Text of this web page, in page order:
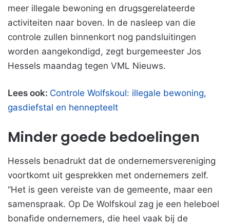
meer illegale bewoning en drugsgerelateerde
activiteiten naar boven. In de nasleep van die
controle zullen binnenkort nog pandsluitingen
worden aangekondigd, zegt burgemeester Jos
Hessels maandag tegen VML Nieuws.
Lees ook: Controle Wolfskoul: illegale bewoning,
gasdiefstal en hennepteelt
Minder goede bedoelingen
Hessels benadrukt dat de ondernemersvereniging
voortkomt uit gesprekken met ondernemers zelf.
“Het is geen vereiste van de gemeente, maar een
samenspraak. Op De Wolfskoul zag je een heleboel
bonafide ondernemers, die heel vaak bij de